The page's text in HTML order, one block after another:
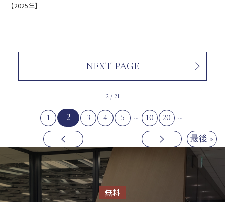
【2025年】
NEXT PAGE
2 / 21
1 2 3 4 5 ... 10 20 ...
最後 »
無料